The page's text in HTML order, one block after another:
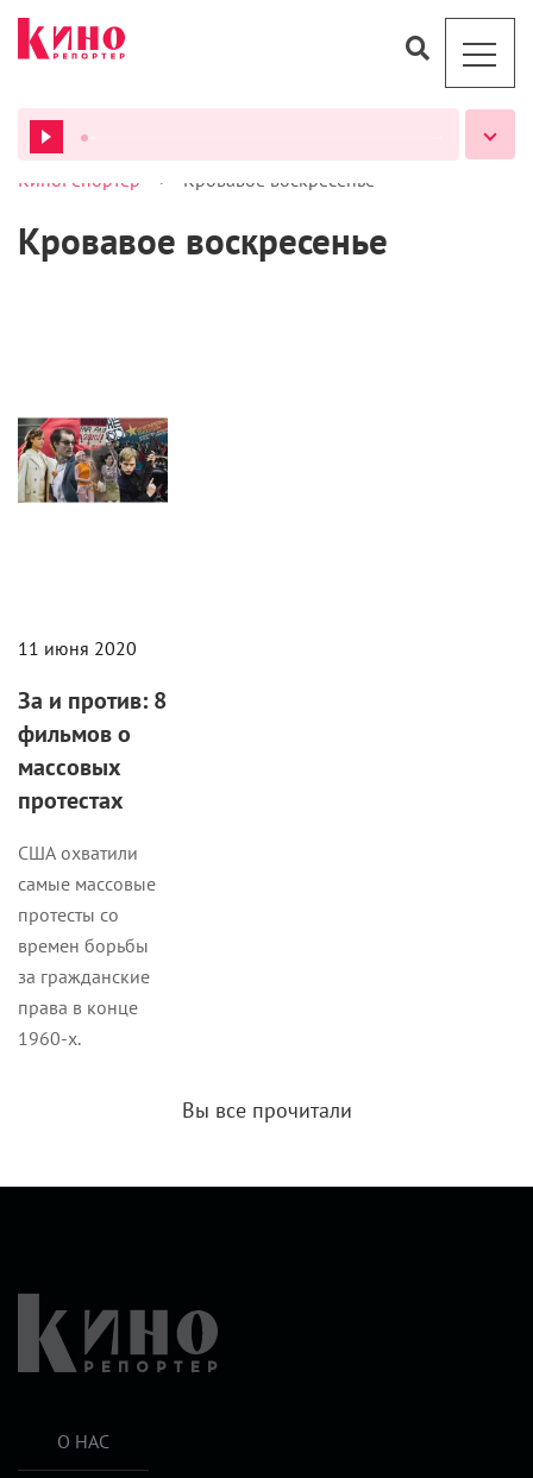
ВСЕ ПОДКАСТЫ
КиноРепортер > Кровавое воскресенье
Кровавое воскресенье
11 июня 2020
За и против: 8
фильмов о
массовых
протестах
США охватили
самые массовые
протесты со
времен борьбы
за гражданские
права в конце
1960-х.
Вы все прочитали
О НАС